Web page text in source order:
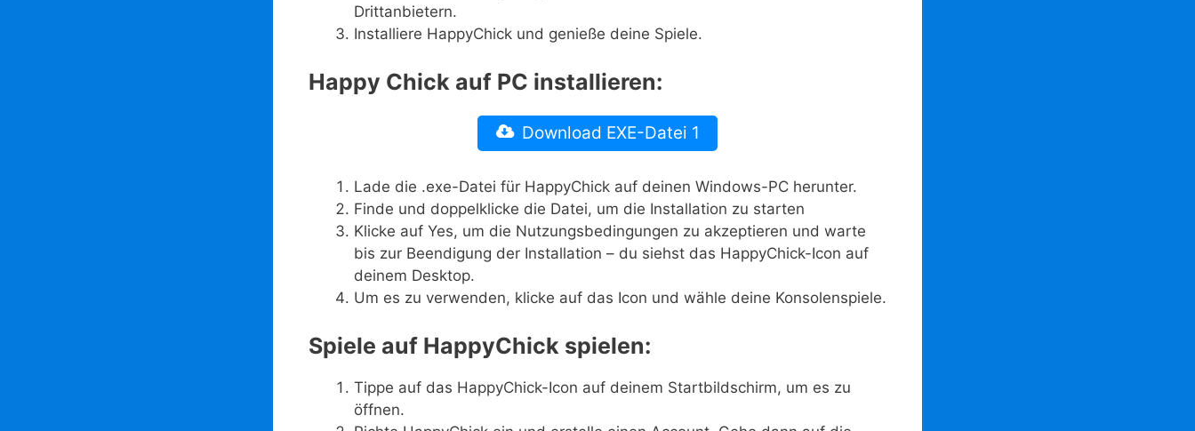
Drittanbietern.
Installiere HappyChick und genieße deine Spiele.
Happy Chick auf PC installieren:
Download EXE-Datei 1
Lade die .exe-Datei für HappyChick auf deinen Windows-PC herunter.
Finde und doppelklicke die Datei, um die Installation zu starten
Klicke auf Yes, um die Nutzungsbedingungen zu akzeptieren und warte
bis zur Beendigung der Installation – du siehst das HappyChick-Icon auf
deinem Desktop.
Um es zu verwenden, klicke auf das Icon und wähle deine Konsolenspiele.
Spiele auf HappyChick spielen:
Tippe auf das HappyChick-Icon auf deinem Startbildschirm, um es zu
öffnen.